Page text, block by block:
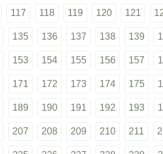
117 118 119 120 121
135 136 137 138 139
153 154 155 156 157
171 172 173 174 175
189 190 191 192 193
207 208 209 210 211